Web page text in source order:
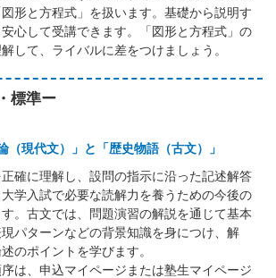
形と方程式」を扱います。基礎から説明す
心して受講できます。「図形と方程式」の
して、ライバルに差をつけましょう。
標準ー
（現代文）」と「歴史物語（古文）」
確に理解し、設問の指示に沿った記述解答
学入試で必要な読解力を養うための今後の
。古文では、問題演習の解説を通じて基本
パターンなどの背景知識を身につけ、解
のポイントを学びます。
は、申込マイページまたは塾生マイページ